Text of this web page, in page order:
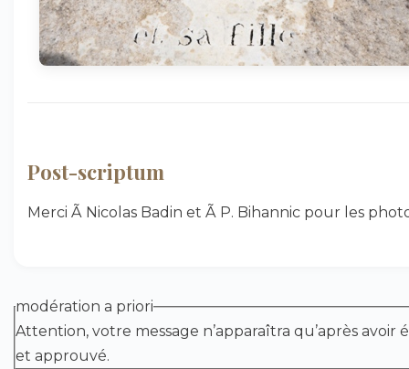
Post-scriptum
Merci Ã Nicolas Badin et Ã P. Bihannic pour les
modération a priori
Attention, votre message n’apparaîtra qu’après avoir
et approuvé.